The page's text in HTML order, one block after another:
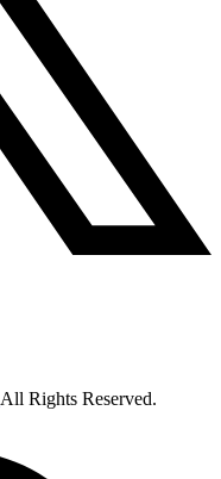
All Rights Reserved.